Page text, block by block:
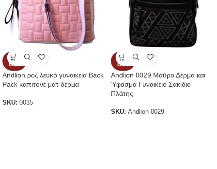
SOLD
OUT
Andlion ροζ λευκό γυναικεία Back
Pack καπιτονέ ματ δέρμα
SKU: 0035
SOLD
OUT
Andlion 0029 Μαύρο Δέρμα και
Ύφασμα Γυναικείο Σακίδιο
Πλάτης
SKU: Andlion 0029